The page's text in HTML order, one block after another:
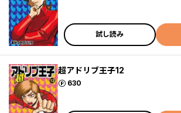
試し読み
超アドリブ王子12
630
ポイント